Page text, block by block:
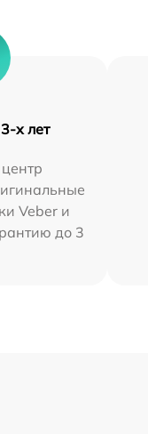
х лет
Veber и
до 3